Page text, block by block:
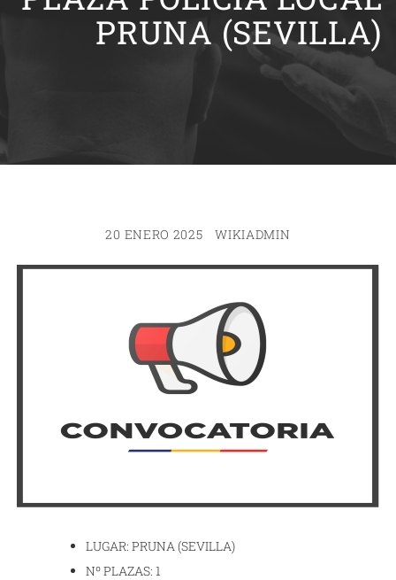
PRUNA (SEVILLA)
20 ENERO 2025 WIKIADMIN
LUGAR: PRUNA (SEVILLA)
Nº PLAZAS: 1